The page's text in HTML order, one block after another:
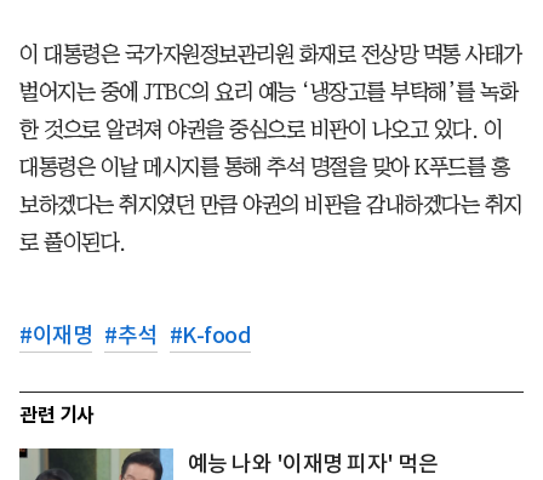
이 대통령은 국가자원정보관리원 화재로 전상망 먹통 사태가
벌어지는 중에 JTBC의 요리 예능 ‘냉장고를 부탁해’를 녹화
한 것으로 알려져 야권을 중심으로 비판이 나오고 있다. 이
대통령은 이날 메시지를 통해 추석 명절을 맞아 K푸드를 홍
보하겠다는 취지였던 만큼 야권의 비판을 감내하겠다는 취지
로 풀이된다.
#이재명 #추석 #K-food
관련 기사
예능 나와 '이재명 피자' 먹은